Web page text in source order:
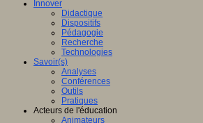
Innover
Didactique
Dispositifs
Pédagogie
Recherche
Technologies
Savoir(s)
Analyses
Conférences
Outils
Pratiques
Acteurs de l'éducation
Animateurs